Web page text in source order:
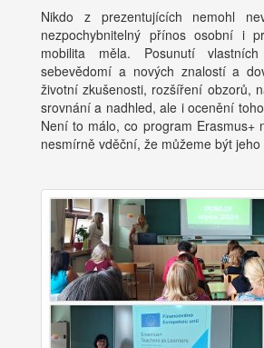
Nikdo z prezentujících nemohl
nezpochybnitelný přínos osobní i
mobilita měla. Posunutí
sebevědomí a nových znalostí a
životní zkušenosti, rozšíření obzorů,
srovnání a nadhled, ale i ocenění
Není to málo, co program Erasmus+
nesmírně vděční, že můžeme být jeho